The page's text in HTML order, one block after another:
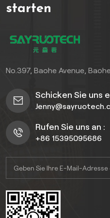
starten
No.397, Baohe Avenue,
Schicken Sie uns
Rufen Sie uns an :
+86 15395095686